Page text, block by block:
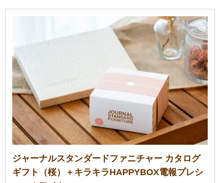
ジャーナルスタンダードファニチャー カタログ
ギフト（桜）＋キラキラHAPPYBOX電報プレシ